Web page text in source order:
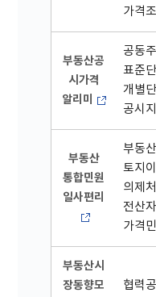
가격
부동산공
시가격
알리미
공동
표준
개별
공시
부동산
통합민원
일사편리
부동
토지
의제
전산
가격
부동산시
장동향모
협력